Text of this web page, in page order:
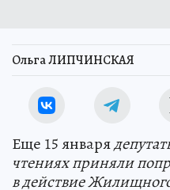
Ольга ЛИПЧИНСКАЯ
Еще 15 января
чтениях приняли
в действие